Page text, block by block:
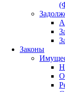
Законы